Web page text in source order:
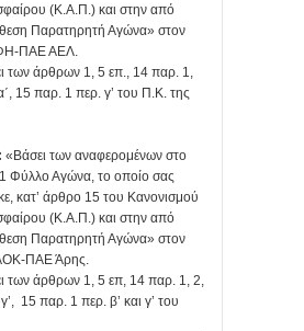
(Κ.Α.Π.) και στην από
Παρατηρητή Αγώνα» στον
ΠΑΕ ΑΕΛ.
των άρθρων 1, 5 επ., 14 παρ. 1,
15 παρ. 1 περ. γ’ του Π.Κ. της
«Βάσει των αναφερομένων στο
Φύλλο Αγώνα, το οποίο σας
κατ’ άρθρο 15 του Κανονισμού
(Κ.Α.Π.) και στην από
Παρατηρητή Αγώνα» στον
ΠΑΕ Άρης.
των άρθρων 1, 5 επ, 14 παρ. 1, 2,
15 παρ. 1 περ. β’ και γ’ του